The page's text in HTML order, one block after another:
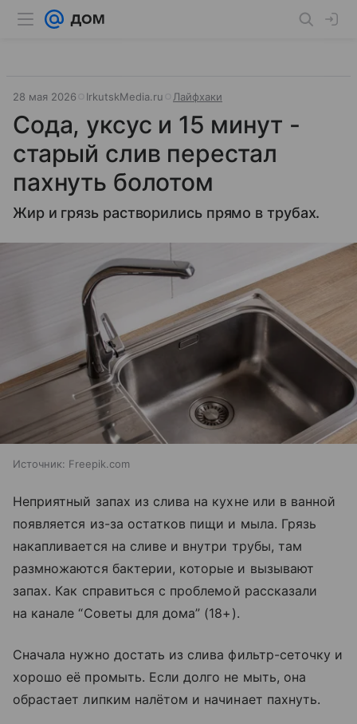
28 мая 2026 IrkutskMedia.ru Лайфхаки
Сода, уксус и 15 минут -
старый слив перестал
пахнуть болотом
Жир и грязь растворились прямо в трубах.
Источник: Freepik.com
Неприятный запах из слива на кухне или в ванной
появляется из-за остатков пищи и мыла. Грязь
накапливается на сливе и внутри трубы, там
размножаются бактерии, которые и вызывают
запах. Как справиться с проблемой рассказали
на канале “Советы для дома” (18+).
Сначала нужно достать из слива фильтр-сеточку и
хорошо её промыть. Если долго не мыть, она
обрастает липким налётом и начинает пахнуть.